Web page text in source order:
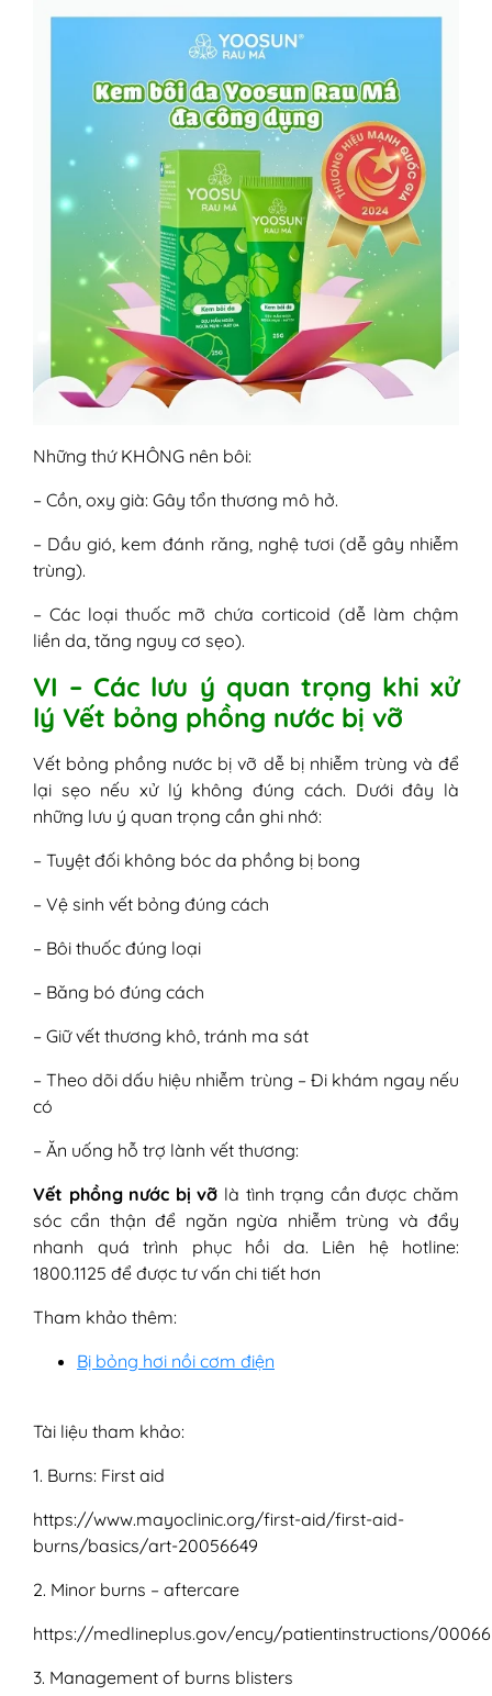
Những thứ KHÔNG nên bôi:
– Cồn, oxy già: Gây tổn thương mô hở.
– Dầu gió, kem đánh răng, nghệ tươi (dễ gây nhiễm
trùng).
– Các loại thuốc mỡ chứa corticoid (dễ làm chậm
liền da, tăng nguy cơ sẹo).
VI – Các lưu ý quan trọng khi xử
lý Vết bỏng phồng nước bị vỡ
Vết bỏng phồng nước bị vỡ dễ bị nhiễm trùng và để
lại sẹo nếu xử lý không đúng cách. Dưới đây là
những lưu ý quan trọng cần ghi nhớ:
– Tuyệt đối không bóc da phồng bị bong
– Vệ sinh vết bỏng đúng cách
– Bôi thuốc đúng loại
– Băng bó đúng cách
– Giữ vết thương khô, tránh ma sát
– Theo dõi dấu hiệu nhiễm trùng – Đi khám ngay nếu
có
– Ăn uống hỗ trợ lành vết thương:
Vết phồng nước bị vỡ là tình trạng cần được chăm
sóc cẩn thận để ngăn ngừa nhiễm trùng và đẩy
nhanh quá trình phục hồi da. Liên hệ hotline:
1800.1125 để được tư vấn chi tiết hơn
Tham khảo thêm:
Bị bỏng hơi nồi cơm điện
Tài liệu tham khảo:
1. Burns: First aid
https://www.mayoclinic.org/first-aid/first-aid-
burns/basics/art-20056649
2. Minor burns – aftercare
https://medlineplus.gov/ency/patientinstructions/
3. Management of burns blisters